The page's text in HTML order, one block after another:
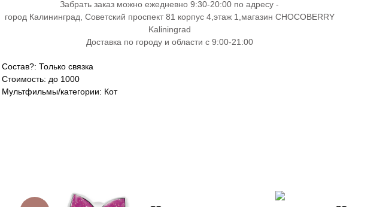
Забрать заказ можно ежедневно 9:30-20:00 по адресу -
город Калининград, Советский проспект 81 корпус 4,этаж 1,магазин CHOCOBERRY
Kaliningrad
Доставка по городу и области с 9:00-21:00
Состав?: Только связка
Стоимость: до 1000
Мультфильмы/категории: Кот